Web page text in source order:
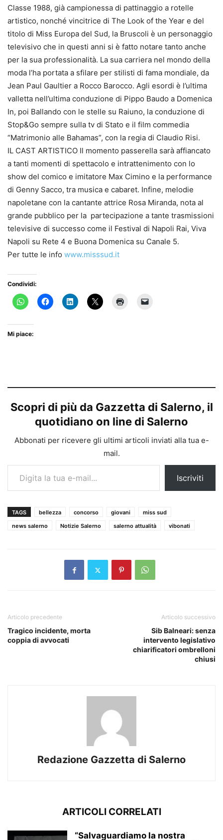
Classe 1988, già campionessa di pattinaggio a rotelle
artistico, nonché vincitrice di The Look of the Year e del
titolo di Miss Europa del Sud, la Bruscoli è un personaggio
televisivo che in questi anni si è fatto notare tanto anche
per la sua professionalità. La sua carriera nel mondo della
moda l’ha portata a sfilare per stilisti di fama mondiale, da
Jean Paul Gaultier a Rocco Barocco. Agli esordi è l’ultima
valletta nell’ultima conduzione di Pippo Baudo a Domenica
In, poi Ballando con le stelle su Raiuno, la conduzione di
Stop&Go sempre sulla tv di Stato e il film commedia
“Matrimonio alle Bahamas”, con la regia di Claudio Risi.
IL CAST ARTISTICO Il momento passerella sarà affiancato
a tanti momenti di spettacolo e intrattenimento con lo
show del comico e imitatore Max Cimino e la performance
di Genny Sacco, tra musica e cabaret. Infine, melodie
napoletane con la cantante attrice Rosa Miranda, nota al
grande pubblico per la partecipazione a tante trasmissioni
televisive di successo come il Festival di Napoli Rai, Viva
Napoli su Rete 4 e Buona Domenica su Canale 5.
Per tutte le info www.misssud.it
Condividi:
Mi piace:
Scopri di più da Gazzetta di Salerno, il
quotidiano on line di Salerno
Abbonati per ricevere gli ultimi articoli inviati alla tua e-
mail.
Digita la tua e-mail...
Iscriviti
TAGS bellezza concorso giovani
miss sud
news salerno
Notizie Salerno salerno attualità vibonati
Articolo precedente
Tragico incidente, morta
coppia di avvocati
Articolo successivo
Sib Balneari: senza
intervento legislativo
chiarificatori ombrelloni
chiusi
Redazione Gazzetta di Salerno
ARTICOLI CORRELATI
“Salvaguardiamo la nostra